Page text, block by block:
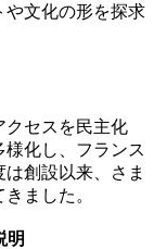
や文化の形を探求
クセスを民主化
化し、フランス
創設以来、さま
ました。
明